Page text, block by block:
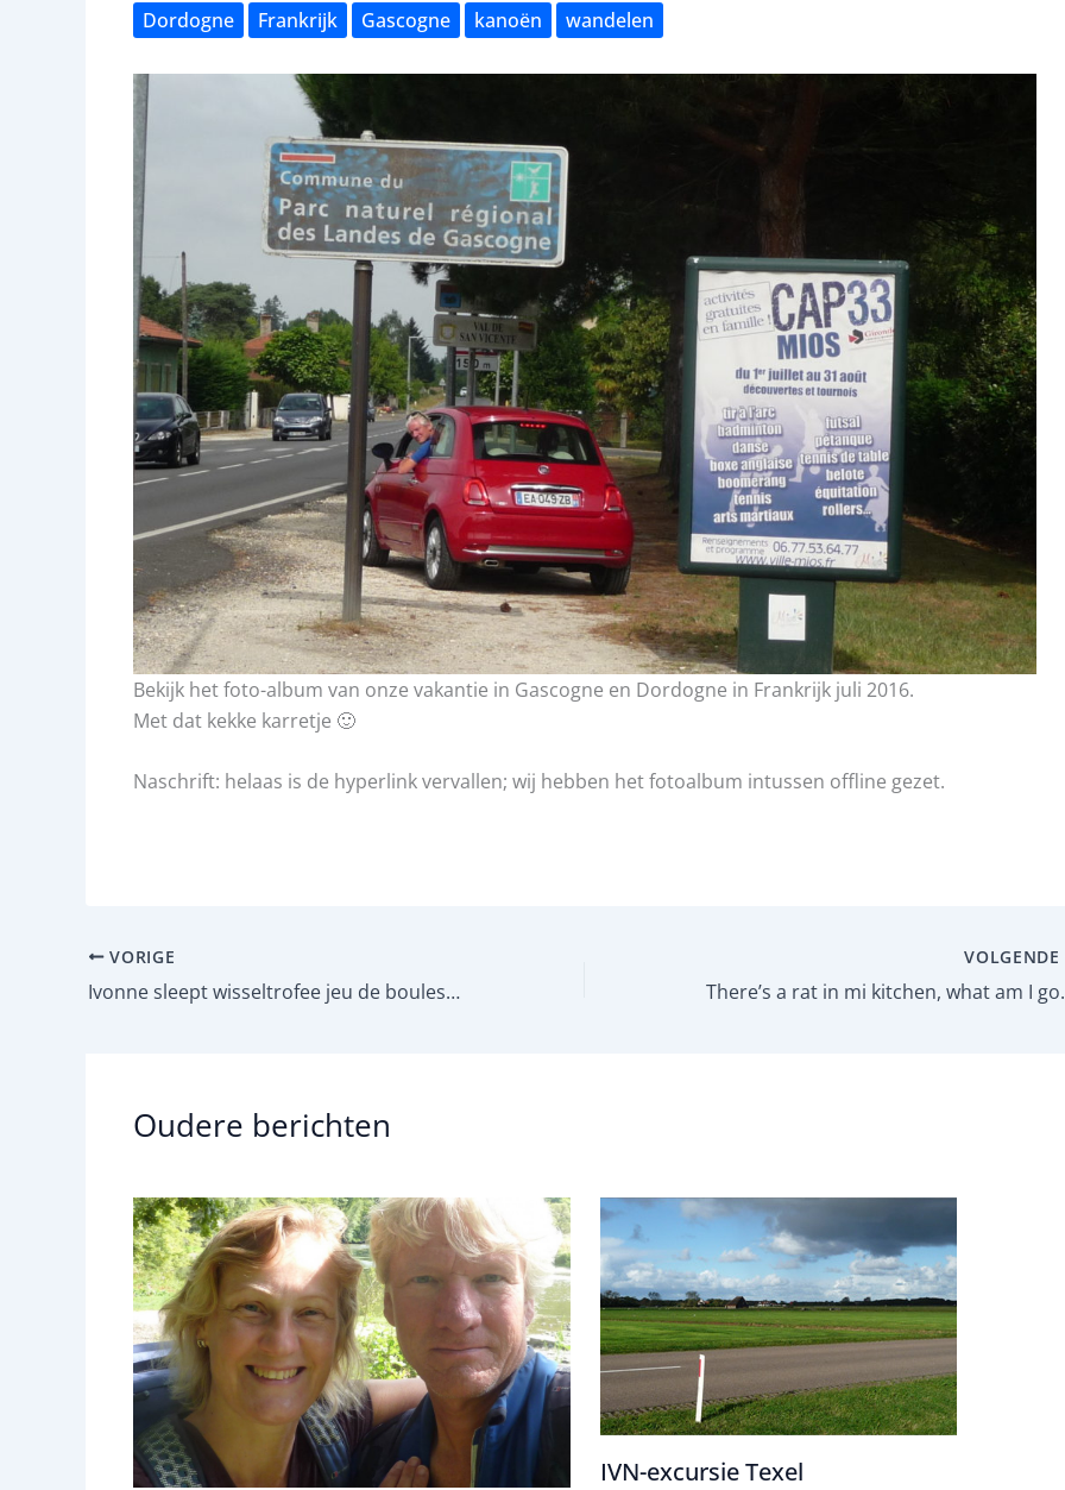
Dordogne Frankrijk Gascogne kanoën wandelen
Bekijk het foto-album van onze vakantie in Gascogne en Dordogne in Frankrijk juli 2016.
Met dat kekke karretje 🙂
Naschrift: helaas is de hyperlink vervallen; wij hebben het fotoalbum intussen offline gezet.
VORIGE
Ivonne sleept wisseltrofee jeu de boules in de wacht
VOLGENDE
There’s
Oudere berichten
IVN-excursie Texel